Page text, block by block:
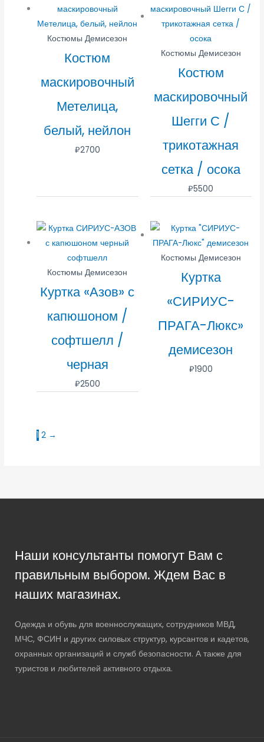
Костюмы Демисезон
Костюм
маскировочный
Метелица,
белый, нейлон
₽2700
Костюмы Демисезон
Костюм
маскировочный
Шегги С /
трикотажная
сетка / осока
₽5500
Костюмы Демисезон
Куртка «Азов» с
капюшоном /
софтшелл /
черная
₽2500
Костюмы Демисезон
Куртка
«СИРИУС-
ПРАГА-Люкс»
демисезон
₽1900
1 2 →
Наши консультанты помогут Вам с
правильным выбором. Ждем Вас в
наших магазинах.
Одежда и обувь для военнослужащих, сотрудников МВД,
МЧС, ФСИН и других силовых структур, курсантов и кадетов,
охранных организаций и служб безопасности. А также для
туристов и любителей активного отдыха.